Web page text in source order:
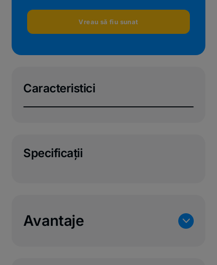
Vreau să fiu sunat
Caracteristici
Specificaţii
Avantaje n